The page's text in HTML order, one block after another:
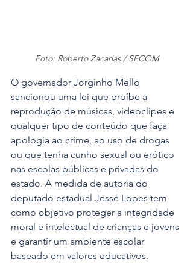
Foto: Roberto Zacarias / SECOM
O governador Jorginho Mello
sancionou uma lei que proíbe a
reprodução de músicas, videoclipes e
qualquer tipo de conteúdo que faça
apologia ao crime, ao uso de drogas
ou que tenha cunho sexual ou erótico
nas escolas públicas e privadas do
estado. A medida de autoria do
deputado estadual Jessé Lopes tem
como objetivo proteger a integridade
moral e intelectual de crianças e jovens
e garantir um ambiente escolar
baseado em valores educativos.